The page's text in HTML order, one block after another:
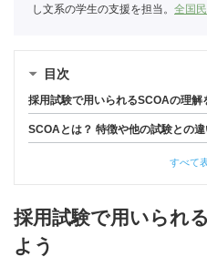
し文系の学生の支援を担当。 全国
目次
採用試験で用いられるSCOAの理解
SCOAとは？ 特徴や他の試験との
すべて
採用試験で用いられ
よう